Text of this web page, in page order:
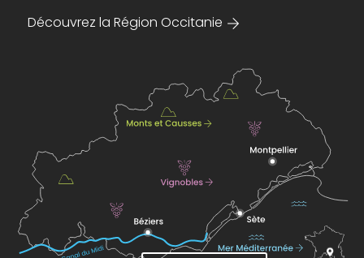
Découvrez la Région Occitanie